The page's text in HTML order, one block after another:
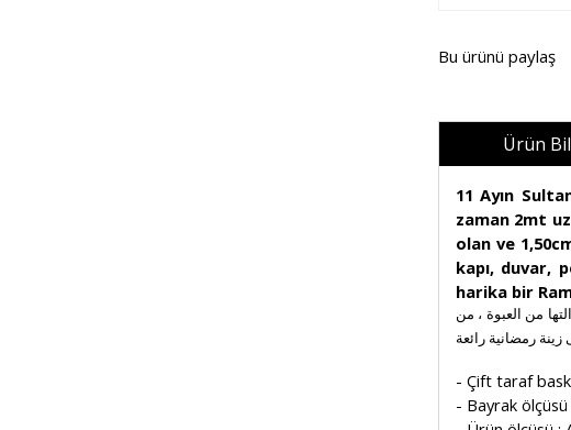
Bu ürünü paylaş
Ürün
11 Ayın
zaman 2mt
olan ve
kapı, duvar,
harika bir
سم × 16 سم قطع مثلثة ، 10 أعلام على شكل فواصل 1.50 سم ، بعد إزالتها من العبوة ، من
- Çift taraf
- Bayrak